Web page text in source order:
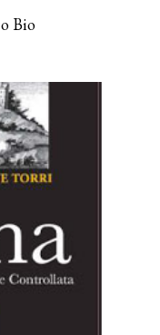
Bio